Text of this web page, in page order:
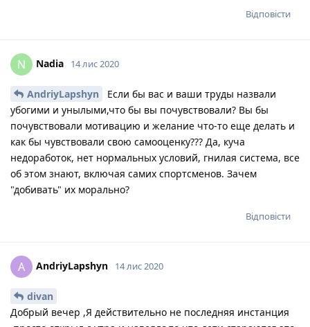
Відповісти
N Nadia 14 лис 2020
AndriyLapshyn
Если бы вас и ваши труды назвали
убогими и унылыми,что бы вы почувствовали? Вы бы
почувствовали мотивацию и желание что-то еще делать и
как бы чувствовали свою самооценку??? Да, куча
недоработок, нет нормальных условий, гнилая система, все
об этом знают, включая самих спортсменов. Зачем
"добивать" их морально?
Відповісти
A AndriyLapshyn 14 лис 2020
divan
Добрый вечер ,Я действительно не последняя инстанция